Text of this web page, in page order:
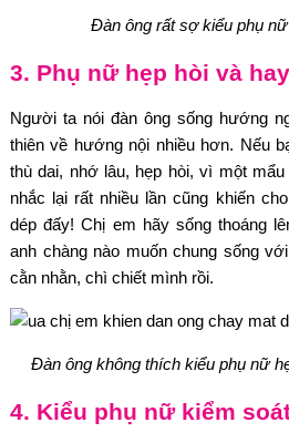
Đàn ông rất sợ kiểu phụ
3. Phụ nữ hẹp hòi và
Người ta nói đàn ông sống hướng
thiên về hướng nội nhiều hơn. Nếu
thù dai, nhớ lâu, hẹp hòi, vì một
nhắc lại rất nhiều lần cũng khiến
dép đấy! Chị em hãy sống thoáng
anh chàng nào muốn chung sống
cằn nhằn, chì chiết mình rồi.
Đàn ông không thích kiểu phụ nữ
4. Kiểu phụ nữ kiểm